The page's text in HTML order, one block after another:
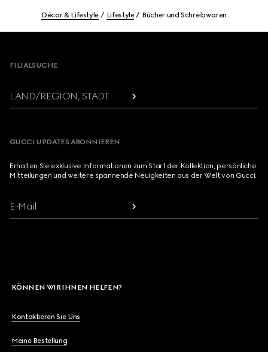
Décor & Lifestyle Lifestyle Bücher und Schreibwaren
FILIALSUCHE
LAND/REGION, STADT
GUCCI UPDATES ABONNIEREN
Erhalten Sie exklusive Informationen zum Start der Kollektion, persönliche
Mitteilungen und weitere spannende Neuigkeiten aus der Welt von Gucci.
E-Mail
KÖNNEN WIR IHNEN HELFEN?
Kontaktieren Sie Uns
Meine Bestellung